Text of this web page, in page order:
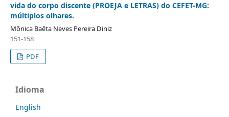
vida do corpo discente (PROEJA e LETRAS) do CEFET-MG:
múltiplos olhares.
Mônica Baêta Neves Pereira Diniz
151-158
PDF
Idioma
English